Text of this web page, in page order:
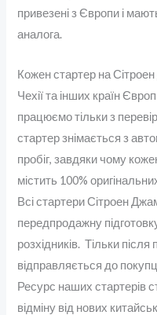
привезені з Європи і
аналога.
Кожен стартер на
Чехії та інших країн
працюємо тільки з
стартер знімається з
пробіг, завдяки чому
містить 100%
Всі стартери Сітроен
передпродажну
розхідників. Тільки
відправляється до
Ресурс наших стартерів
відміну від нових